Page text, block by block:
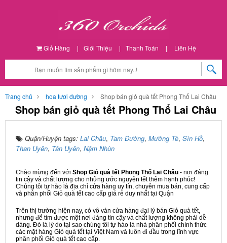
Giỏ Hàng | Giới Thiệu | Thanh Toán | Liên Hệ
Trang chủ hoa tươi đường Shop bán giỏ quà tết Phong Thổ Lai Châu
Shop bán giỏ quà tết Phong Thổ Lai Châu
Quận/Huyện tags: Lai Châu, Tam Đường, Mường Tè, Sìn Hồ,
Than Uyên, Tân Uyên, Nậm Nhùn
Chào mừng đến với Shop Giỏ quà tết Phong Thổ Lai Châu - nơi đáng
tin cậy và chất lượng cho những ước nguyện tết thêm hạnh phúc!
Chúng tôi tự hào là địa chỉ cửa hàng uy tín, chuyên mua bán, cung cấp
và phân phối Giỏ quà tết cao cấp giá rẻ duy nhất tại Quận
Trên thị trường hiện nay, có vô vàn cửa hàng đại lý bán Giỏ quà tết,
nhưng để tìm được một nơi đáng tin cậy và chất lượng không phải dễ
dàng. Đó là lý do tại sao chúng tôi tự hào là nhà phân phối chính thức
các mặt hàng Giỏ quà tết tại Việt Nam và luôn đi đầu trong lĩnh vực
phân phối Giỏ quà tết cao cấp.